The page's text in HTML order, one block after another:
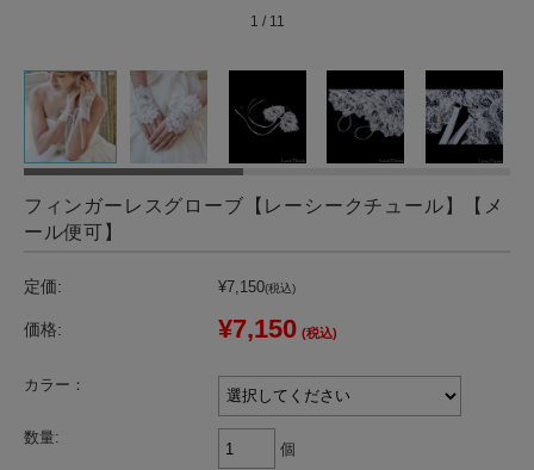
1 / 11
フィンガーレスグローブ【レーシークチュール】【メ
ール便可】
定価: ¥7,150(税込)
価格: ¥7,150 (税込)
カラー：
数量:
個